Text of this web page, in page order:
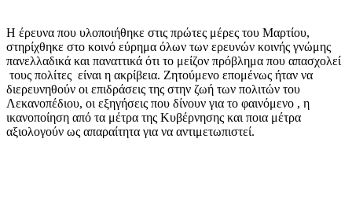
Η έρευνα που υλοποιήθηκε στις πρώτες μέρες του Μαρτίου,
στηρίχθηκε στο κοινό εύρημα όλων των ερευνών κοινής γνώμης
πανελλαδικά και παναττικά ότι το μείζον πρόβλημα που απασχολεί
τους πολίτες είναι η ακρίβεια. Ζητούμενο επομένως ήταν να
διερευνηθούν οι επιδράσεις της στην ζωή των πολιτών του
Λεκανοπέδιου, οι εξηγήσεις που δίνουν για το φαινόμενο , η
ικανοποίηση από τα μέτρα της Κυβέρνησης και ποια μέτρα
αξιολογούν ως απαραίτητα για να αντιμετωπιστεί.